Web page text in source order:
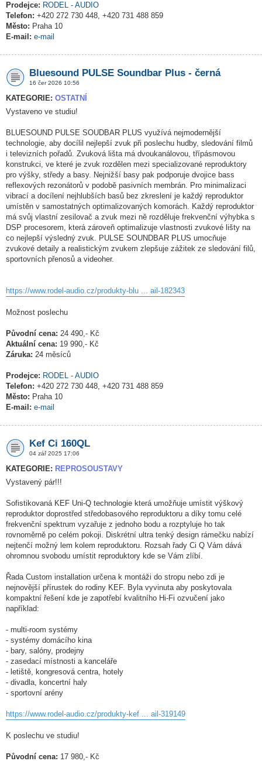
Prodejce: RODEL - AUDIO
Telefon: +420 272 730 448, +420 731 488 859
Město: Praha 10
E-mail: e-mail
Bluesound PULSE Soundbar Plus - černá
16 čer 2026 10:56
KATEGORIE: OSTATNÍ
Vystaveno ve studiu!
BLUESOUND PULSE SOUDBAR PLUS využívá nejmodernější
technologie, aby docílil nejlepší zvuk při poslechu hudby, sledování filmů
i televizních pořadů. Zvuková lišta má dvoukanálovou, třípásmovou
konstrukci, ve které je zvuk rozdělen mezi specializované reproduktory
pro výšky, středy a basy. Nejnižší basy pak podporuje dvojice bass
reflexových rezonátorů v podobě pasivních membrán. Pro minimalizaci
vibrací a docílení nejhlubších basů bez zkreslení je každý reproduktor
umístěn v samostatných optimalizovaných komorách. Každý reproduktor
má svůj vlastní zesilovač a zvuk mezi ně rozděluje frekvenční výhybka s
DSP procesorem, která zároveň optimalizuje vlastnosti zvukové lišty na
co nejlepší výsledný zvuk. PULSE SOUNDBAR PLUS umocňuje
zvukové detaily a realistickým zvukem zlepšuje zážitek ze sledování filů,
sportovních přenosů a videoher.
https://www.rodel-audio.cz/produkty-blu ... ail-182343
Možnost poslechu
Původní cena: 24 490,- Kč
Aktuální cena: 19 990,- Kč
Záruka: 24 měsíců
Prodejce: RODEL - AUDIO
Telefon: +420 272 730 448, +420 731 488 859
Město: Praha 10
E-mail: e-mail
Kef Ci 160QL
04 zář 2025 17:06
KATEGORIE: REPROSOUSTAVY
Vystavený pár!!!
Sofistikovaná KEF Uni-Q technologie která umožňuje umístit výškový
reproduktor doprostřed středobasového reproduktoru a díky tomu celé
frekvenční spektrum vyzařuje z jednoho bodu a rozptyluje ho tak
rovnoměrně po celém pokoji. Diskrétní ultra tenký design rámečku nabízí
nejtenčí možný lem kolem reproduktoru. Rozsah řady Ci Q Vám dává
ohromnou svobodu umístit reproduktory kde se Vám zlíbí.
Řada Custom installation určena k montáži do stropu nebo zdi je
nejnovější přírustek do rodiny KEF. Byla vyvinuta aby poskytovala
kompaktní řešení kde je zapotřebí kvalitního Hi-Fi ozvučení jako
například:
- multi-room systémy
- systémy domácího kina
- bary, salóny, prodejny
- zasedací místnosti a kanceláře
- letiště, kongresová centra, hotely
- divadla, koncertní haly
- sportovní arény
https://www.rodel-audio.cz/produkty-kef ... ail-319149
K poslechu ve studiu!
Původní cena: 17 980,- Kč